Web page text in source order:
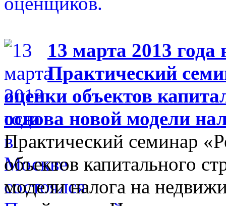
13 марта 2013 года
Практический
оценки объектов
основа новой модели
Практический семинар
объектов капитального
модели налога на